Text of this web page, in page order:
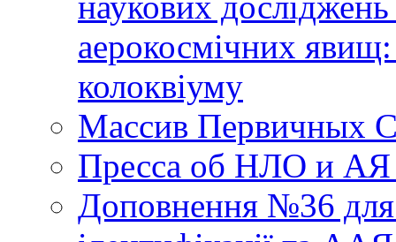
аерокосмічних
колоквіуму
Массив Первичных
Пресса об НЛО и
Доповнення №36